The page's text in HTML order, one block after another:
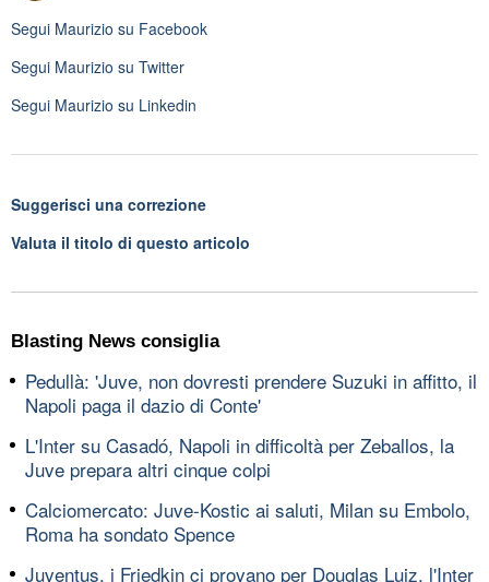
Segui Maurizio su Facebook
Segui Maurizio su Twitter
Segui Maurizio su Linkedin
Suggerisci una correzione
Valuta il titolo di questo articolo
Blasting News consiglia
Pedullà: 'Juve, non dovresti prendere Suzuki in affitto, il
Napoli paga il dazio di Conte'
L'Inter su Casadó, Napoli in difficoltà per Zeballos, la
Juve prepara altri cinque colpi
Calciomercato: Juve-Kostic ai saluti, Milan su Embolo,
Roma ha sondato Spence
Juventus, i Friedkin ci provano per Douglas Luiz, l'Inter